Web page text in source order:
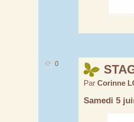
0
Par Corinne
Samedi 5